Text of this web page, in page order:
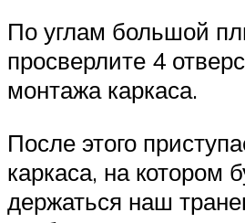
По углам большой
просверлите 4
монтажа каркаса.
После этого
каркаса, на котором
держаться наш